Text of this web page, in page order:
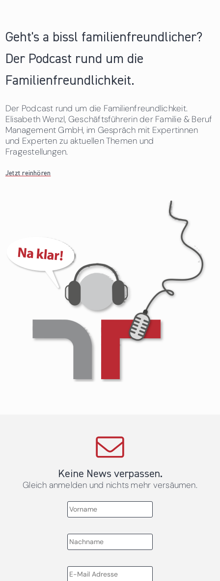
Geht's a bissl familienfreundlicher?
Der Podcast rund um die
Familienfreundlichkeit.
Der Podcast rund um die Familienfreundlichkeit.
Elisabeth Wenzl, Geschäftsführerin der Familie & Beruf
Management GmbH, im Gespräch mit Expertinnen
und Experten zu aktuellen Themen und
Fragestellungen.
Jetzt reinhören
Keine News verpassen.
Gleich anmelden und nichts mehr versäumen.